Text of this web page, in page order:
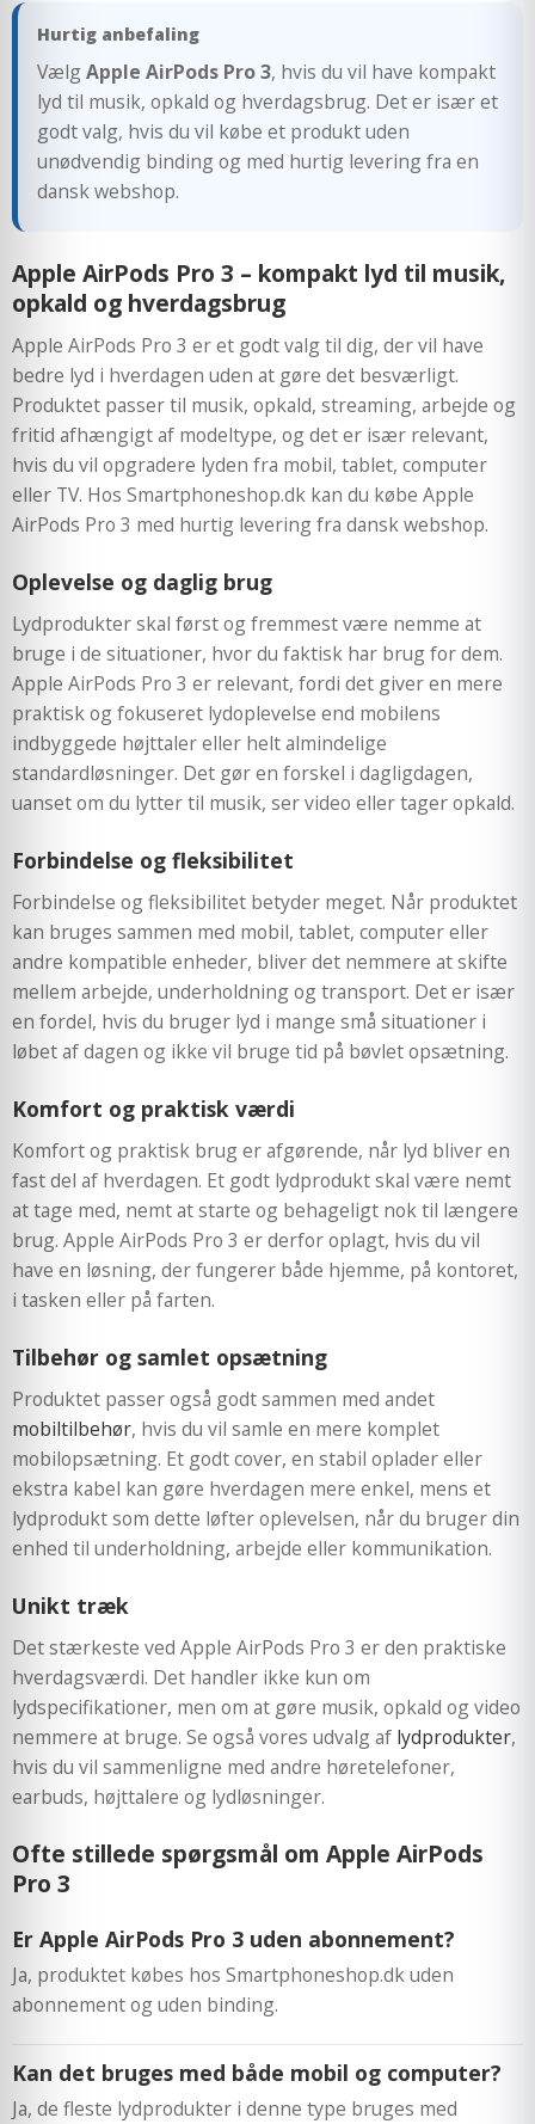
Hurtig anbefaling
VælgApple AirPods Pro 3, hvis du vil have kompakt
lyd til musik, opkald og hverdagsbrug. Det er især et
godt valg, hvis du vil købe et produkt uden
unødvendig binding og med hurtig levering fra en
dansk webshop.
Apple AirPods Pro 3 – kompakt lyd til musik,
opkald og hverdagsbrug
Apple AirPods Pro 3 er et godt valg til dig, der vil have
bedre lyd i hverdagen uden at gøre det besværligt.
Produktet passer til musik, opkald, streaming, arbejde og
fritid afhængigt af modeltype, og det er især relevant,
hvis du vil opgradere lyden fra mobil, tablet, computer
eller TV. Hos Smartphoneshop.dk kan du købe Apple
AirPods Pro 3 med hurtig levering fra dansk webshop.
Oplevelse og daglig brug
Lydprodukter skal først og fremmest være nemme at
bruge i de situationer, hvor du faktisk har brug for dem.
Apple AirPods Pro 3 er relevant, fordi det giver en mere
praktisk og fokuseret lydoplevelse end mobilens
indbyggede højttaler eller helt almindelige
standardløsninger. Det gør en forskel i dagligdagen,
uanset om du lytter til musik, ser video eller tager opkald.
Forbindelse og fleksibilitet
Forbindelse og fleksibilitet betyder meget. Når produktet
kan bruges sammen med mobil, tablet, computer eller
andre kompatible enheder, bliver det nemmere at skifte
mellem arbejde, underholdning og transport. Det er især
en fordel, hvis du bruger lyd i mange små situationer i
løbet af dagen og ikke vil bruge tid på bøvlet opsætning.
Komfort og praktisk værdi
Komfort og praktisk brug er afgørende, når lyd bliver en
fast del af hverdagen. Et godt lydprodukt skal være nemt
at tage med, nemt at starte og behageligt nok til længere
brug. Apple AirPods Pro 3 er derfor oplagt, hvis du vil
have en løsning, der fungerer både hjemme, på kontoret,
i tasken eller på farten.
Tilbehør og samlet opsætning
Produktet passer også godt sammen med andet
mobiltilbehør, hvis du vil samle en mere komplet
mobilopsætning. Et godt cover, en stabil oplader eller
ekstra kabel kan gøre hverdagen mere enkel, mens et
lydprodukt som dette løfter oplevelsen, når du bruger din
enhed til underholdning, arbejde eller kommunikation.
Unikt træk
Det stærkeste ved Apple AirPods Pro 3 er den praktiske
hverdagsværdi. Det handler ikke kun om
lydspecifikationer, men om at gøre musik, opkald og video
nemmere at bruge. Se også vores udvalg af lydprodukter,
hvis du vil sammenligne med andre høretelefoner,
earbuds, højttalere og lydløsninger.
Ofte stillede spørgsmål om Apple AirPods
Pro 3
Er Apple AirPods Pro 3 uden abonnement?
Ja, produktet købes hos Smartphoneshop.dk uden
abonnement og uden binding.
Kan det bruges med både mobil og computer?
Ja, de fleste lydprodukter i denne type bruges med